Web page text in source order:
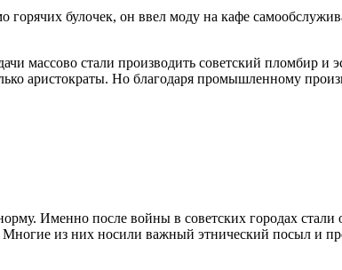
булочек, он ввел моду на кафе
массово стали производить советский пломбир и
аристократы. Но благодаря промышленному
Именно после войны в советских городах стали
из них носили важный этнический посыл и